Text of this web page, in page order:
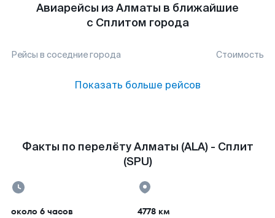
Авиарейсы из Алматы в ближайшие
с Сплитом города
Рейсы в соседние города Стоимость
Показать больше рейсов
Факты по перелёту Алматы (ALA) - Сплит
(SPU)
около 6 часов 4778 км